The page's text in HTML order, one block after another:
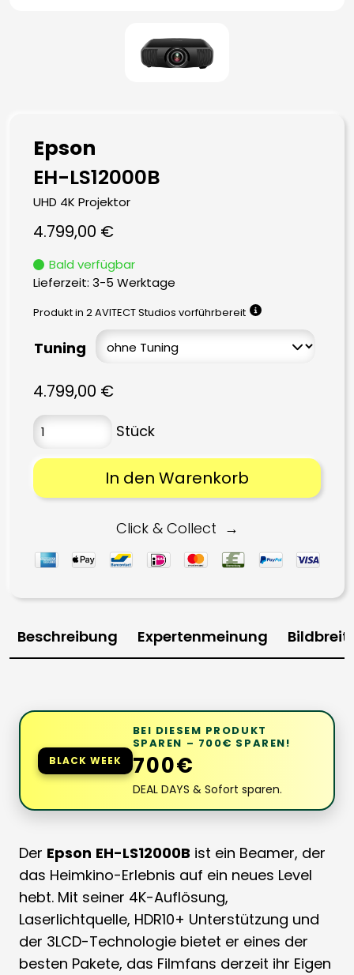
Epson
EH-LS12000B
UHD 4K Projektor
4.799,00 €
Bald verfügbar
Lieferzeit: 3-5 Werktage
Produkt in 2 AVITECT Studios vorführbereit
Tuning
4.799,00 €
In den Warenkorb
Click & Collect
Beschreibung Expertenmeinung
BLACK WEEK
BEI DIESEM PRODUKT
SPAREN – 700€ SPAREN!
700€
DEAL DAYS & Sofort sparen.
Der Epson EH-LS12000B ist ein Beamer, der
das Heimkino-Erlebnis auf ein neues Level
hebt. Mit seiner 4K-Auflösung,
Laserlichtquelle, HDR10+ Unterstützung und
der 3LCD-Technologie bietet er eines der
besten Pakete, das Filmfans derzeit ihr Eigen